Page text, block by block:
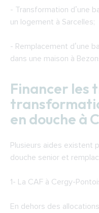
- Transformation d’une
un logement à Sarcelles;
- Remplacement d’une
dans une maison à
Financer les
en douche à
Plusieurs aides existent
douche senior et
1- La CAF à Cergy-
En dehors des